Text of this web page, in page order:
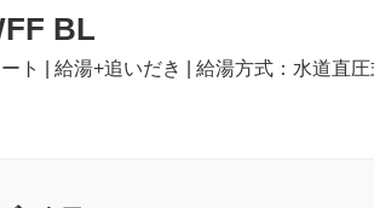
BL
ト | 給湯+追いだき | 給湯方式：水道直圧